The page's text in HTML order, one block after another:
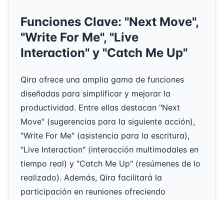
Funciones Clave: "Next Move",
"Write For Me", "Live
Interaction" y "Catch Me Up"
Qira ofrece una amplia gama de funciones
diseñadas para simplificar y mejorar la
productividad. Entre ellas destacan "Next
Move" (sugerencias para la siguiente acción),
"Write For Me" (asistencia para la escritura),
"Live Interaction" (interacción multimodales en
tiempo real) y "Catch Me Up" (resúmenes de lo
realizado). Además, Qira facilitará la
participación en reuniones ofreciendo